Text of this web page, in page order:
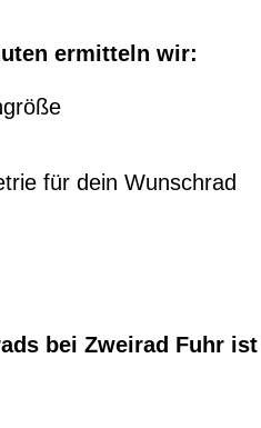
ermitteln wir:
für dein Wunschrad
bei Zweirad Fuhr